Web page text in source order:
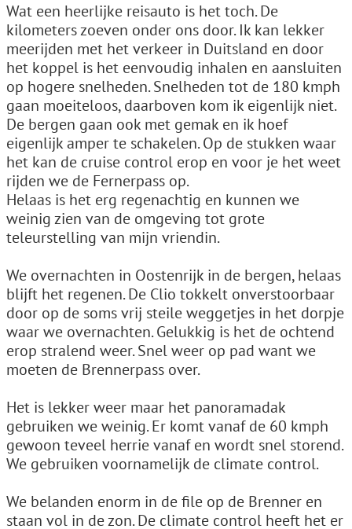
Wat een heerlijke reisauto is het toch. De
kilometers zoeven onder ons door. Ik kan lekker
meerijden met het verkeer in Duitsland en door
het koppel is het eenvoudig inhalen en aansluiten
op hogere snelheden. Snelheden tot de 180 kmph
gaan moeiteloos, daarboven kom ik eigenlijk niet.
De bergen gaan ook met gemak en ik hoef
eigenlijk amper te schakelen. Op de stukken waar
het kan de cruise control erop en voor je het weet
rijden we de Fernerpass op.
Helaas is het erg regenachtig en kunnen we
weinig zien van de omgeving tot grote
teleurstelling van mijn vriendin.
We overnachten in Oostenrijk in de bergen, helaas
blijft het regenen. De Clio tokkelt onverstoorbaar
door op de soms vrij steile weggetjes in het dorpje
waar we overnachten. Gelukkig is het de ochtend
erop stralend weer. Snel weer op pad want we
moeten de Brennerpass over.
Het is lekker weer maar het panoramadak
gebruiken we weinig. Er komt vanaf de 60 kmph
gewoon teveel herrie vanaf en wordt snel storend.
We gebruiken voornamelijk de climate control.
We belanden enorm in de file op de Brenner en
staan vol in de zon. De climate control heeft het er